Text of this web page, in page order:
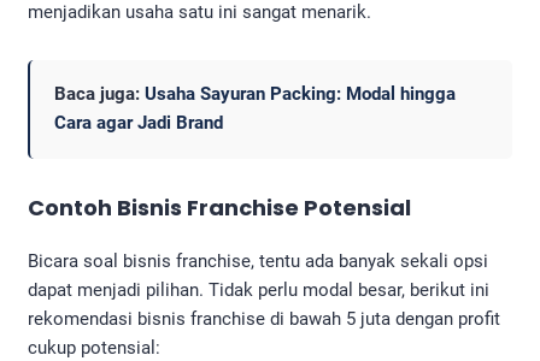
menjadikan usaha satu ini sangat menarik.
Baca juga: Usaha Sayuran Packing: Modal hingga
Cara agar Jadi Brand
Contoh Bisnis Franchise Potensial
Bicara soal bisnis franchise, tentu ada banyak sekali opsi
dapat menjadi pilihan. Tidak perlu modal besar, berikut ini
rekomendasi bisnis franchise di bawah 5 juta dengan profit
cukup potensial: